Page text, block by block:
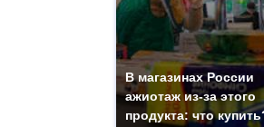
В магазинах России
ажиотаж из-за этого
продукта: что